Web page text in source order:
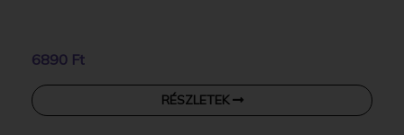
6890 Ft
RÉSZLETEK